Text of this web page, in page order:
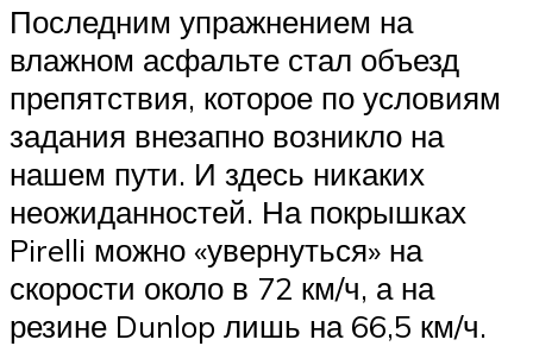
Последним упражнением на
влажном асфальте стал объезд
препятствия, которое по условиям
задания внезапно возникло на
нашем пути. И здесь никаких
неожиданностей. На покрышках
Pirelli можно «увернуться» на
скорости около в 72 км/ч, а на
резине Dunlop лишь на 66,5 км/ч.